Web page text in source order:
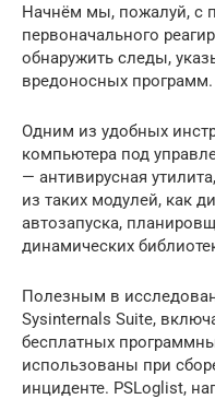
Начнём мы, пожалуй, с
первоначального
обнаружить следы,
вредоносных программ.
Одним из удобных
компьютера под
— антивирусная
из таких модулей, как
автозапуска,
динамических
Полезным в
Sysinternals Suite,
бесплатных
использованы при
инциденте. PSLoglist,